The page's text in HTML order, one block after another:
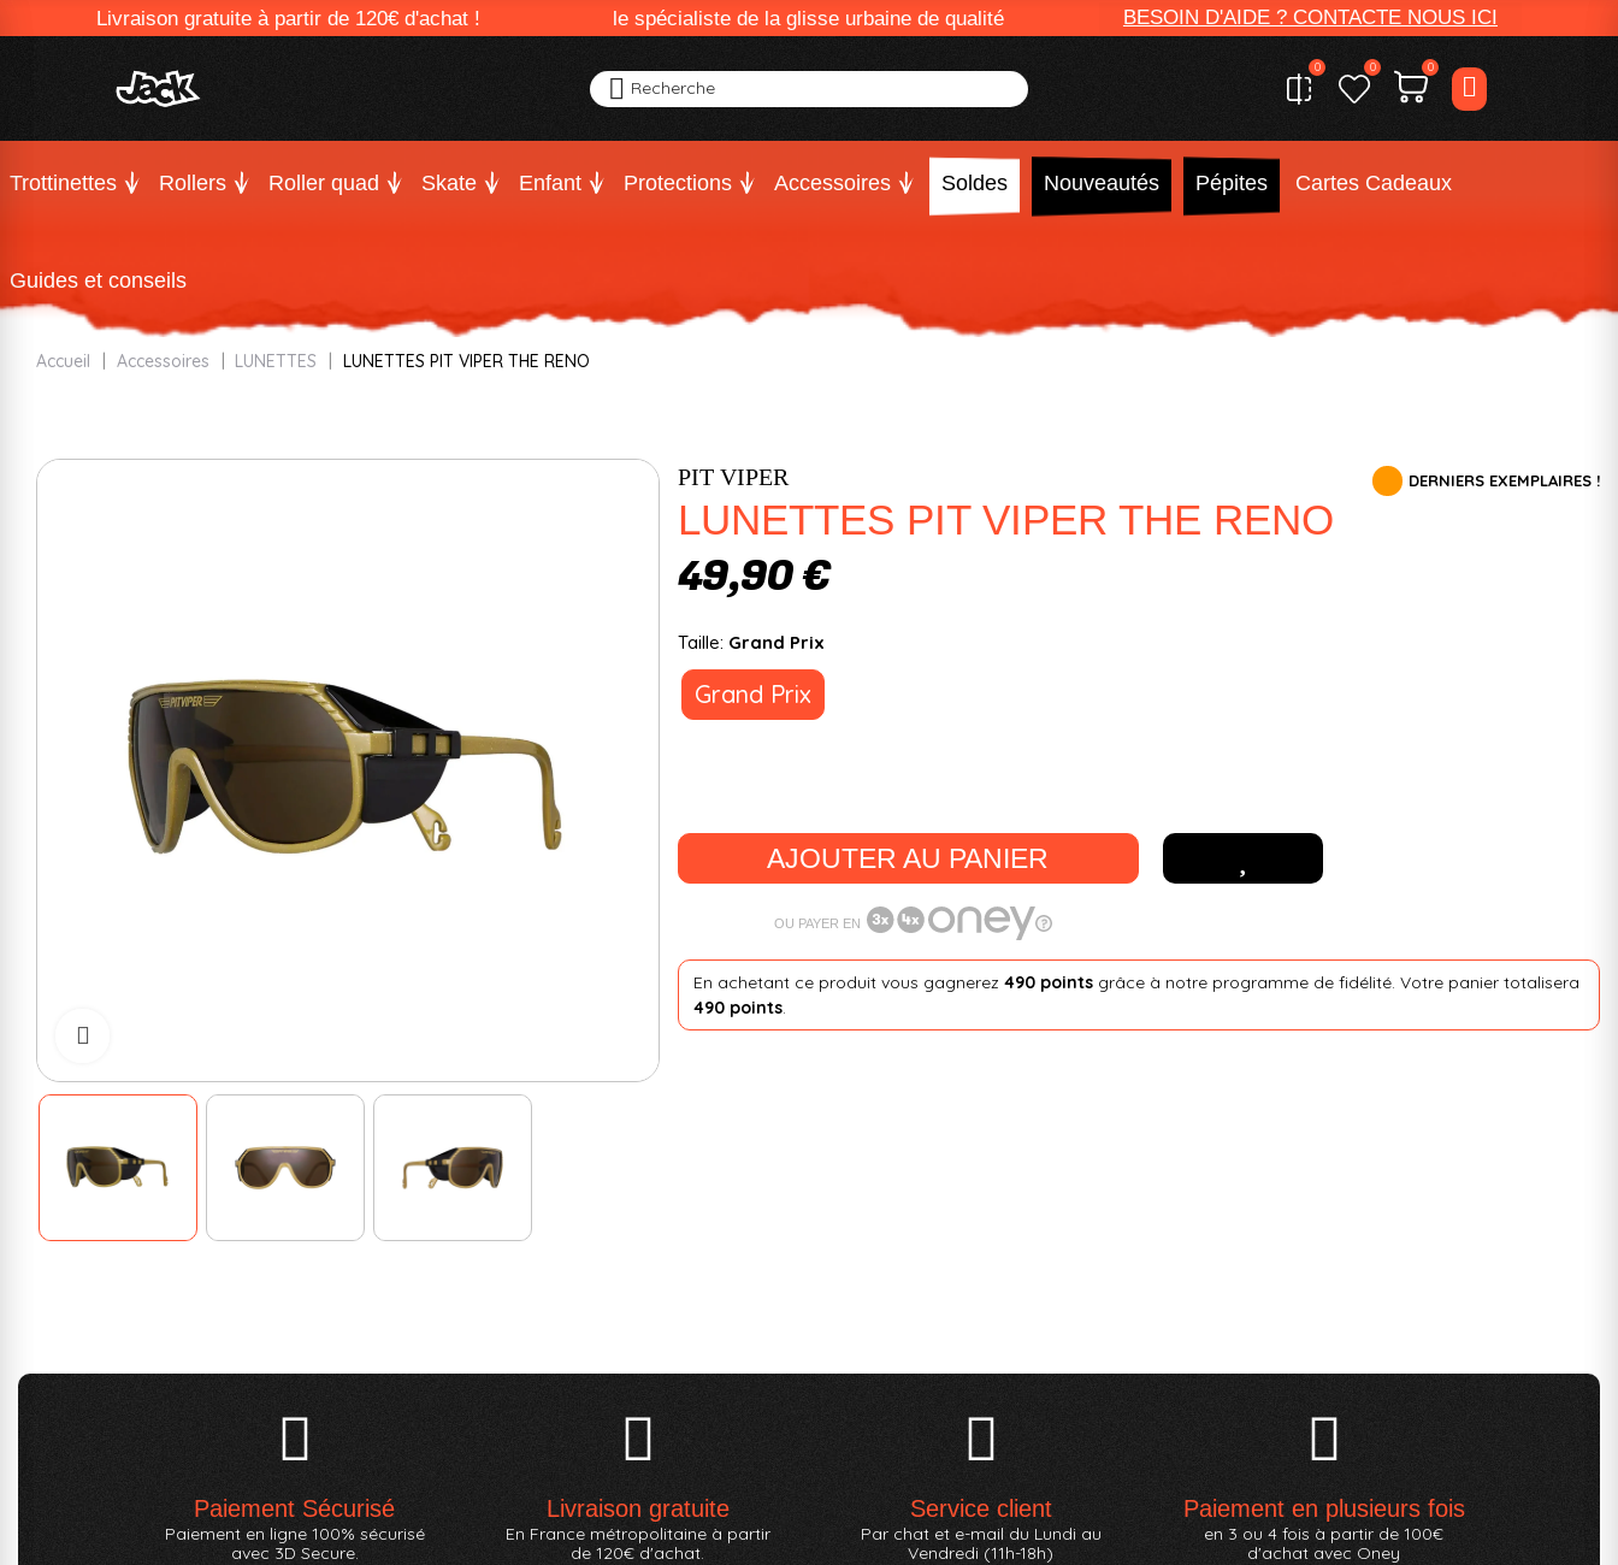
Livraison gratuite à partir de 120€ d'achat ! le spécialiste de la glisse urbaine de qualité BESOIN D'AIDE ? CONTACTE NOUS ICI
Recherche
0 0 0
Trottinettes Rollers Roller quad Skate Enfant Protections Accessoires Soldes Nouveautés Pépites Cartes Cadeaux
Guides et conseils
Accueil Accessoires LUNETTES LUNETTES PIT VIPER THE RENO
DERNIERS EXEMPLAIRES !
PIT VIPER
LUNETTES PIT VIPER THE RENO
49,90 €
Taille: Grand Prix
Grand Prix
AJOUTER AU PANIER
OU PAYER EN
En achetant ce produit vous gagnerez 490 points grâce à notre programme de fidélité. Votre panier totalisera
490 points.
Paiement Sécurisé
Paiement en ligne 100% sécurisé
avec 3D Secure.
Livraison gratuite
En France métropolitaine à partir
de 120€ d'achat.
Service client
Par chat et e-mail du Lundi au
Vendredi (11h-18h)
Paiement en plusieurs fois
en 3 ou 4 fois à partir de 100€
d'achat avec Oney